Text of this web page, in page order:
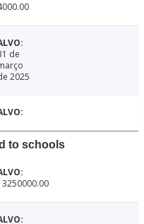
de
2025
to schools